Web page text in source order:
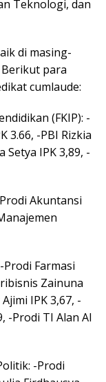
Teknologi, dan
di masing-
para
cumlaude:
(FKIP): -
3.66, -PBI Rizkia
Setya IPK 3,89, -
Akuntansi
Farmasi
Zainuna
IPK 3,67, -
-Prodi TI Alan Al
-Prodi